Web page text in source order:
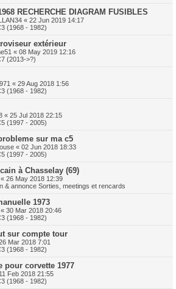
RECHERCHE DIAGRAM FUSIBLES
« 22 Jun 2019 14:17
(1968 - 1982)
extérieur
« 08 May 2019 12:16
(2013->?)
« 29 Aug 2018 1:56
(1968 - 1982)
« 25 Jul 2018 22:15
(1997 - 2005)
sur ma c5
« 02 Jun 2018 18:33
(1997 - 2005)
à Chasselay (69)
« 26 May 2018 12:39
& annonce Sorties, meetings et rencards
1973
« 30 Mar 2018 20:46
(1968 - 1982)
sur compte tour
Mar 2018 7:01
(1968 - 1982)
pour corvette 1977
11 Feb 2018 21:55
(1968 - 1982)